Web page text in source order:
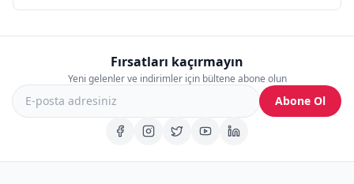
Fırsatları kaçırmayın
Yeni gelenler ve indirimler için bültene abone olun
Abone Ol